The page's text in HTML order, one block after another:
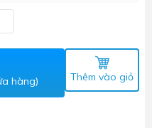
hàng) Thêm vào giỏ